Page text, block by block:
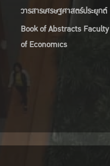
วารสารเศรษฐศาสตร์ประยุกต์
Book of Abstracts Faculty
of Economics